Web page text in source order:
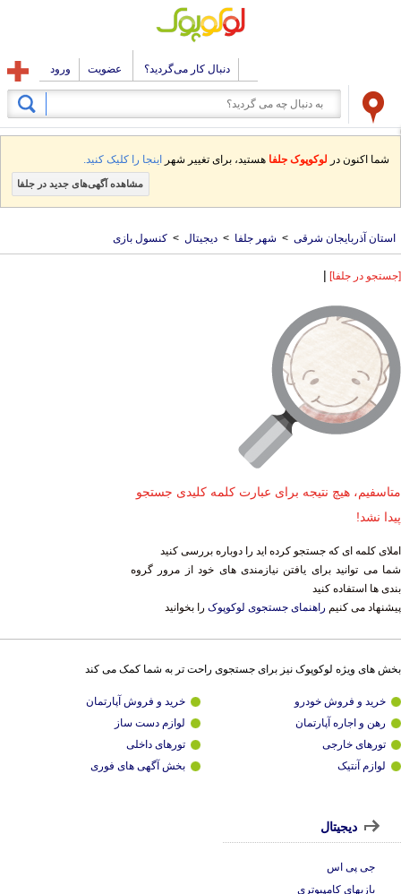
دنبال کار می‌گردید؟ عضویت ورود
شما اکنون در لوکوپوک جلفا هستید، برای تغییر شهر اینجا را کلیک کنید.
مشاهده آگهی‌های جدید در جلفا
استان آذربایجان شرقی > شهر جلفا > دیجیتال > کنسول بازی
[جستجو در جلفا] |
متاسفیم، هیچ نتیجه برای عبارت کلمه کلیدی جستجو
پیدا نشد!
املای کلمه ای که جستجو کرده اید را دوباره بررسی کنید
شما می توانید برای یافتن نیازمندی های خود از مرور گروه
بندی ها استفاده کنید
پیشنهاد می کنیم راهنمای جستجوی لوکوپوک را بخوانید
بخش های ویژه لوکوپوک نیز برای جستجوی راحت تر به شما کمک می کند
خرید و فروش خودرو
خرید و فروش آپارتمان
رهن و اجاره آپارتمان
لوازم دست ساز
تورهای خارجی
تورهای داخلی
لوازم آنتیک
بخش آگهی های فوری
دیجیتال
جی پی اس
بازیهای کامپیوتری